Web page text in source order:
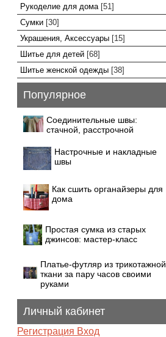
Рукоделие для дома [51]
Сумки [30]
Украшения, Аксессуары [15]
Шитье для детей [68]
Шитье женской одежды [38]
Популярное
Соединительные швы:
стачной, расстрочной
Настрочные и накладные
швы
Как сшить органайзеры для
дома
Простая сумка из старых
джинсов: мастер-класс
Платье-футляр из трикотажной
ткани за пару часов своими
руками
Личный кабинет
Регистрация Вход